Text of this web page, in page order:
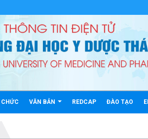
CHỨC VĂN BẢN REDCAP ĐÀO TẠO